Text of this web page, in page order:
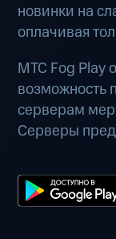
новинки на
оплачивая
МТС Fog Play
возможность
серверам
Серверы